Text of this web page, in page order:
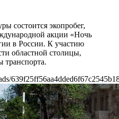
состоится экопробег,
акции «Ночь
в России. К участию
областной столицы,
транспорта.